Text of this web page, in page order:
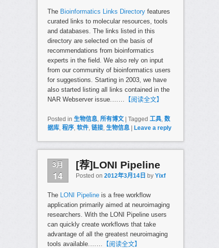
The Bioinformatics Links Directoryfeatures
curated links to molecular resources, tools
and databases. The links listed in this
directory are selected on the basis of
recommendations from bioinformatics
experts in the field. We also rely on input
from our community of bioinformatics users
for suggestions. Starting in 2003, we have
also started listing all links contained in the
NAR Webserver issue.……
【阅读全文】
Posted in 生物信息, 所有博文 | Tagged 工具, 数
据库, 程序, 软件, 链接, 生物信息 | Leave a reply
3月
14
[荐]LONI Pipeline
Posted on 2012年3月14日 by Yixf
The LONI Pipelineis a free workflow
application primarily aimed at neuroimaging
researchers. With the LONI Pipeline users
can quickly create workflows that take
advantage of all the greatest neuroimaging
tools available.……
【阅读全文】